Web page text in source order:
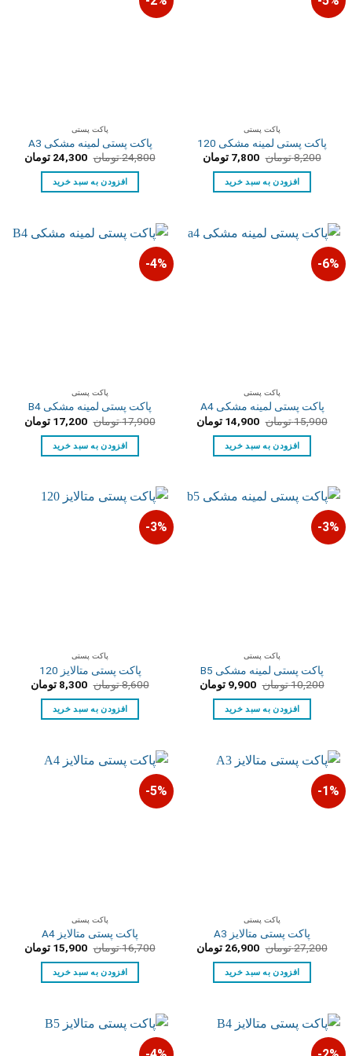
پاکت پستی
پاکت پستی لمینه مشکی 120
8,200تومان قیمت
اصلی:
8,200 تومان
بود.
7,800 تومانقیمت
افزودن به سبد خرید
پاکت پستی
پاکت پستی لمینه مشکی A3
24,800تومان قیمت
اصلی:
24,800 تومان
بود.
24,300 تومانقیمت
افزودن به سبد خرید
6%-
پاکت پستی
پاکت پستی لمینه مشکی A4
15,900تومان قیمت
اصلی:
15,900 تومان
بود.
14,900 تومانقیمت
افزودن به سبد خرید
4%-
پاکت پستی
پاکت پستی لمینه مشکی B4
17,900تومان قیمت
اصلی:
17,900 تومان
بود.
17,200 تومانقیمت
افزودن به سبد خرید
3%-
پاکت پستی
پاکت پستی لمینه مشکی B5
10,200تومان قیمت
اصلی:
10,200 تومان
بود.
9,900 تومانقیمت
افزودن به سبد خرید
3%-
پاکت پستی
پاکت پستی متالایز 120
8,600تومان قیمت
اصلی:
8,600 تومان
بود.
8,300 تومانقیمت
افزودن به سبد خرید
1%-
پاکت پستی
پاکت پستی متالایز A3
27,200تومان قیمت
اصلی:
27,200 تومان
بود.
26,900 تومانقیمت
افزودن به سبد خرید
5%-
پاکت پستی
پاکت پستی متالایز A4
16,700تومان قیمت
اصلی:
16,700 تومان
بود.
15,900 تومانقیمت
افزودن به سبد خرید